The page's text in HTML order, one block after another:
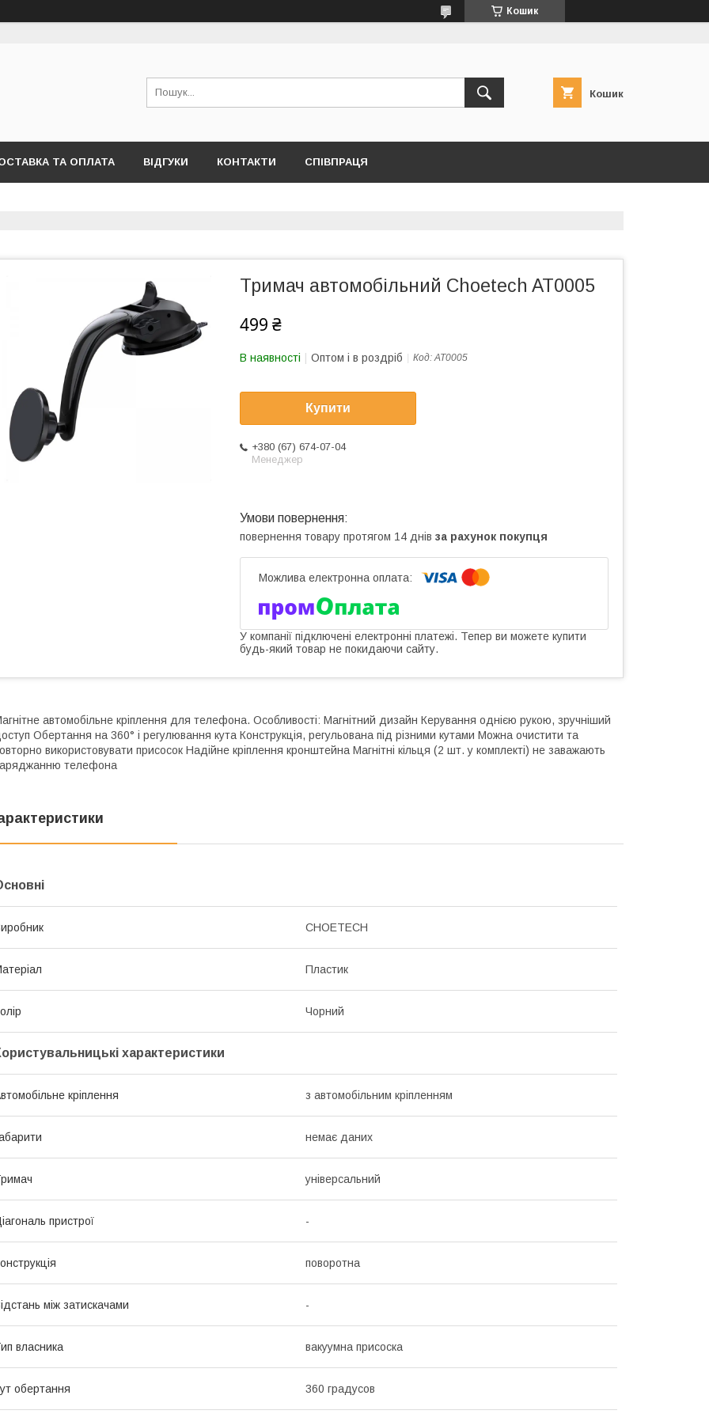
Кошик
Кошик
ТА ОПЛАТА ВІДГУКИ КОНТАКТИ СПІВПРАЦЯ
Тримач автомобільний Choetech AT0005
499 ₴
В наявності Оптом і в роздріб Код:AT0005
Купити
+380 (67) 674-07-04
Менеджер
повернення товару протягом 14 днів за рахунок покупця
У компанії підключені електронні платежі. Тепер ви можете купити
будь-який товар не покидаючи сайту.
автомобільне кріплення для телефона. Особливості: Магнітний дизайн Керування однією рукою, зручніший
Обертання на 360° і регулювання кута Конструкція, регульована під різними кутами Можна очистити та
використовувати присосок Надійне кріплення кронштейна Магнітні кільця (2 шт. у комплекті) не заважають
телефона
CHOETECH
Пластик
Чорний
характеристики
кріплення з автомобільним кріпленням
немає даних
універсальний
пристрої -
поворотна
між затискачами -
власника вакуумна присоска
обертання 360 градусов